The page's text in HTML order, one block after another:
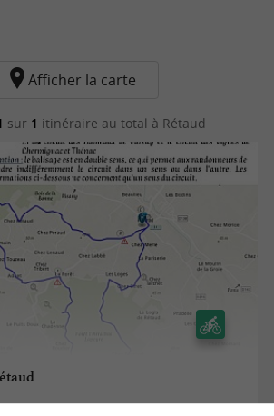
Afficher la carte
sur 1 itinéraire au total à Rétaud